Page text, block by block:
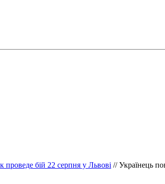
проведе бій 22 серпня у Львові // Українець